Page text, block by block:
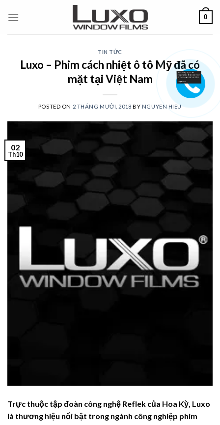
0
TIN TỨC
Luxo – Phim cách nhiệt ô tô Mỹ đã có
mặt tại Việt Nam
POSTED ON 2 THÁNG MƯỜI, 2018 BY NGUYEN HIEU
02
Th10
Trực thuộc tập đoàn công nghệ Reflek của Hoa Kỳ, Luxo
là thương hiệu nổi bật trong ngành công nghiệp phim